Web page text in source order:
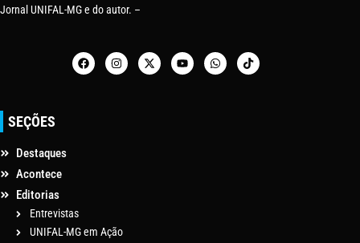
Jornal UNIFAL-MG e do autor. –
SEÇÕES
Destaques
Acontece
Editorias
Entrevistas
UNIFAL-MG em Ação